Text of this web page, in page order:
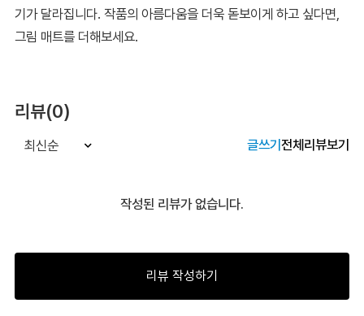
기가 달라집니다. 작품의 아름다움을 더욱 돋보이게 하고 싶다면,
그림 매트를 더해보세요.
리뷰(0)
최신순 글쓰기전체리뷰보기
작성된 리뷰가 없습니다.
리뷰 작성하기